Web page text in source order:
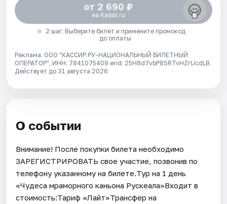
от 2 690 ₽
на Kassir.ru
2 шаг. Выберите билет и примените промокод
до оплаты
Реклама. ООО "КАССИР.РУ-НАЦИОНАЛЬНЫЙ БИЛЕТНЫЙ
ОПЕРАТОР", ИНН: 7841075409 erid: 25H8d7vbP8SRTvHZrUcdLB.
Действует до 31 августа 2026
О событии
Внимание! После покупки билета необходимо
ЗАРЕГИСТРИРОВАТЬ свое участие, позвонив по
телефону указанному на билете.Тур на 1 день
«Чудеса мраморного каньона Рускеала»Входит в
стоимость:Тариф «Лайт»Трансфер на